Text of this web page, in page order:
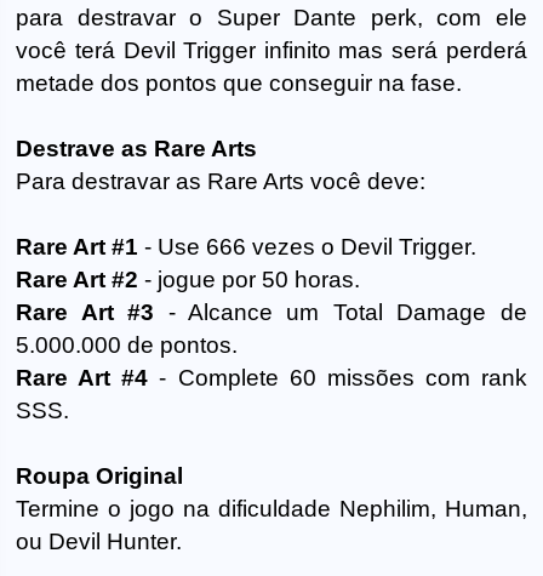
para destravar o Super Dante perk, com ele
você terá Devil Trigger infinito mas será perderá
metade dos pontos que conseguir na fase.
Destrave as Rare Arts
Para destravar as Rare Arts você deve:
Rare Art #1 - Use 666 vezes o Devil Trigger.
Rare Art #2 - jogue por 50 horas.
Rare Art #3 - Alcance um Total Damage de
5.000.000 de pontos.
Rare Art #4 - Complete 60 missões com rank
SSS.
Roupa Original
Termine o jogo na dificuldade Nephilim, Human,
ou Devil Hunter.